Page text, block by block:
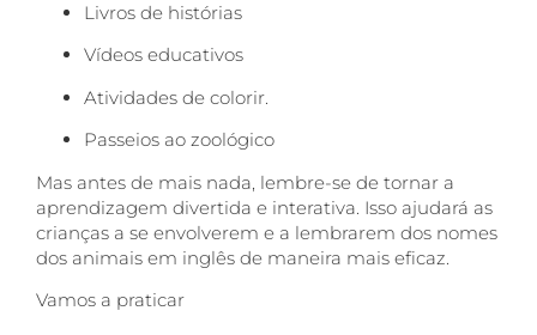
Livros de histórias
Vídeos educativos
Atividades de colorir.
Passeios ao zoológico
Mas antes de mais nada, lembre-se de tornar a
aprendizagem divertida e interativa. Isso ajudará as
crianças a se envolverem e a lembrarem dos nomes
dos animais em inglês de maneira mais eficaz.
Vamos a praticar